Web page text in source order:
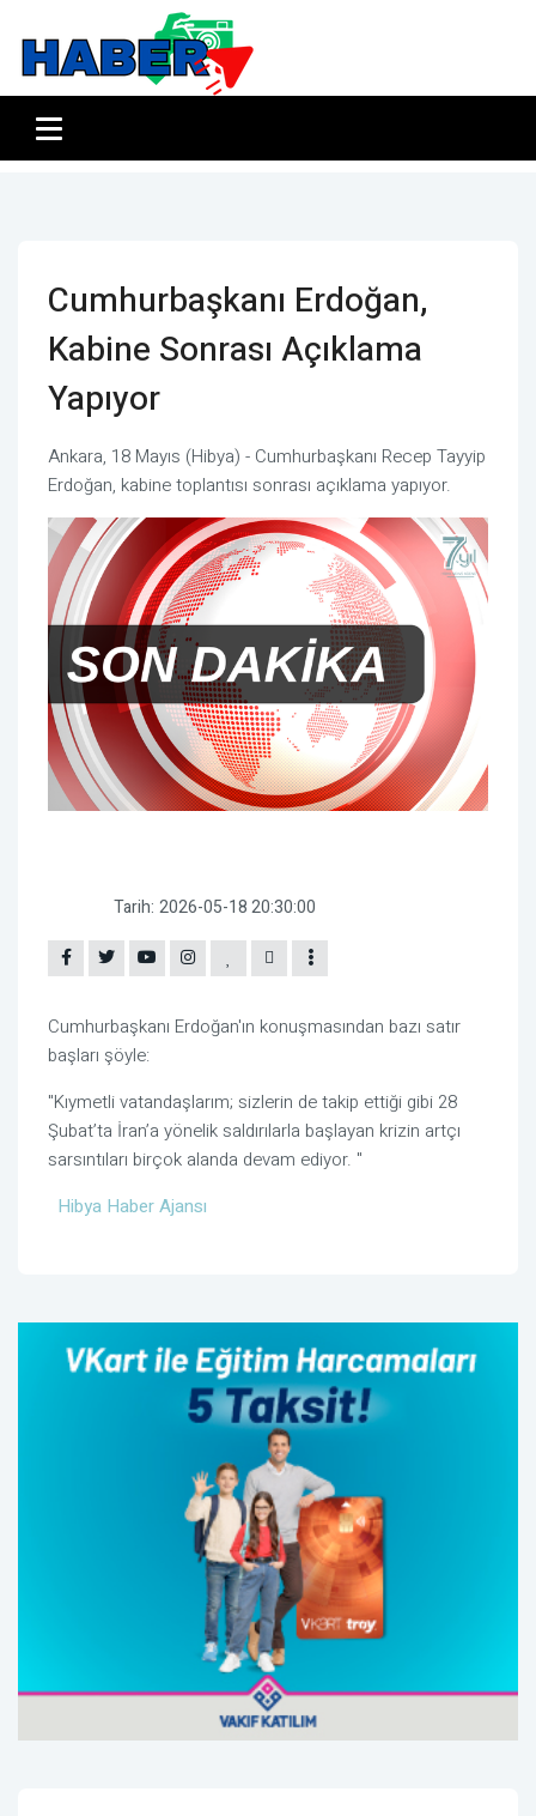
Cumhurbaşkanı Erdoğan,
Kabine Sonrası Açıklama
Yapıyor
Ankara, 18 Mayıs (Hibya) - Cumhurbaşkanı Recep Tayyip
Erdoğan, kabine toplantısı sonrası açıklama yapıyor.
Tarih: 2026-05-18 20:30:00
Cumhurbaşkanı Erdoğan'ın konuşmasından bazı satır
başları şöyle:
"Kıymetli vatandaşlarım; sizlerin de takip ettiği gibi 28
Şubat’ta İran’a yönelik saldırılarla başlayan krizin artçı
sarsıntıları birçok alanda devam ediyor. "
Hibya Haber Ajansı